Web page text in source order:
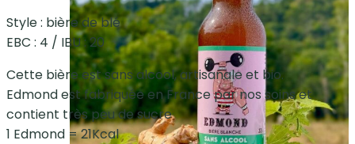
Style : bière de blé
EBC : 4 / IBU : 20
Cette bière est sans alcool, artisanale et bio.
Edmond est fabriquée en France par nos soins et
contient très peu de sucre
1 Edmond = 21Kcal